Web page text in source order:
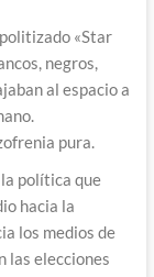
«Star
negros,
al espacio a
pura.
política que
hacia la
los medios de
las elecciones